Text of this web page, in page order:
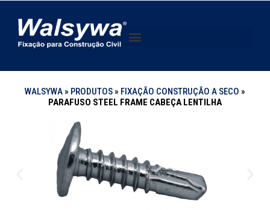
WALSYWA» PRODUTOS» FIXAÇÃO CONSTRUÇÃO A SECO »
PARAFUSO STEEL FRAME CABEÇA LENTILHA